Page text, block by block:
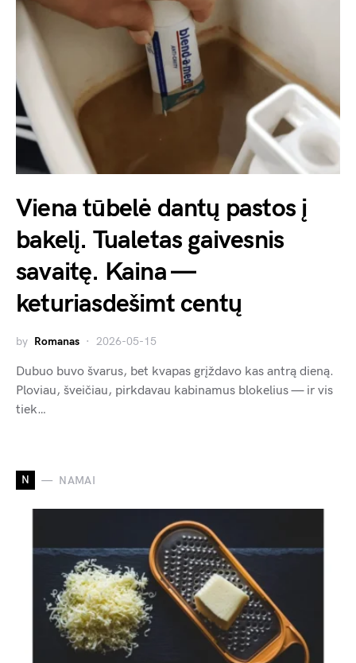
Viena tūbelė dantų pastos į
bakelį. Tualetas gaivesnis
savaitę. Kaina —
keturiasdešimt centų
by Romanas 2026-05-15
Dubuo buvo švarus, bet kvapas grįždavo kas antrą dieną.
Ploviau, šveičiau, pirkdavau kabinamus blokelius — ir vis
tiek…
N NAMAI